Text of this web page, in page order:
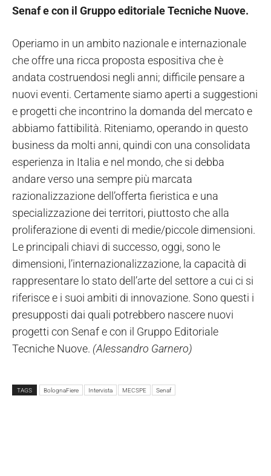
Senaf e con il Gruppo editoriale Tecniche Nuove.
Operiamo in un ambito nazionale e internazionale
che offre una ricca proposta espositiva che è
andata costruendosi negli anni; difficile pensare a
nuovi eventi. Certamente siamo aperti a suggestioni
e progetti che incontrino la domanda del mercato e
abbiamo fattibilità. Riteniamo, operando in questo
business da molti anni, quindi con una consolidata
esperienza in Italia e nel mondo, che si debba
andare verso una sempre più marcata
razionalizzazione dell’offerta fieristica e una
specializzazione dei territori, piuttosto che alla
proliferazione di eventi di medie/piccole dimensioni.
Le principali chiavi di successo, oggi, sono le
dimensioni, l’internazionalizzazione, la capacità di
rappresentare lo stato dell’arte del settore a cui ci si
riferisce e i suoi ambiti di innovazione. Sono questi i
presupposti dai quali potrebbero nascere nuovi
progetti con Senaf e con il Gruppo Editoriale
Tecniche Nuove. (Alessandro Garnero)
TAGS BolognaFiere Intervista MECSPE Senaf